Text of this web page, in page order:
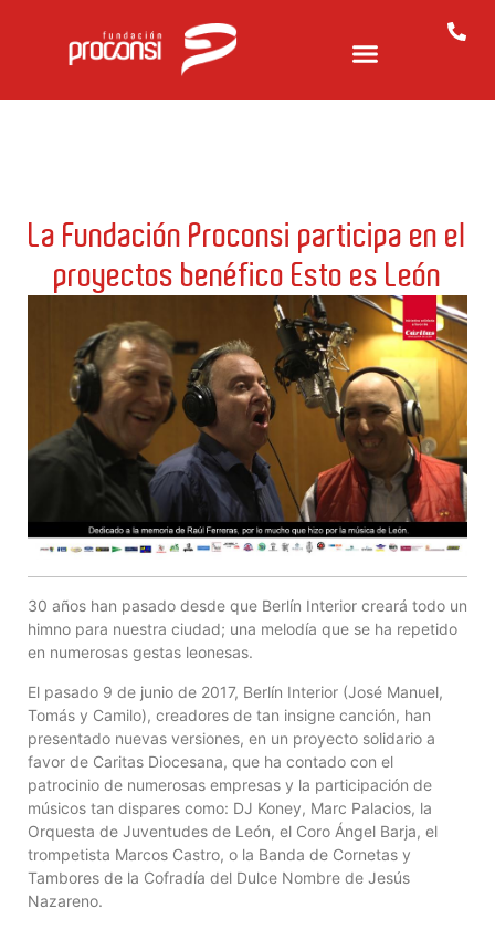
La Fundación Proconsi participa en el
proyectos benéfico Esto es León
30 años han pasado desde que Berlín Interior creará todo un
himno para nuestra ciudad; una melodía que se ha repetido
en numerosas gestas leonesas.
El pasado 9 de junio de 2017, Berlín Interior (José Manuel,
Tomás y Camilo), creadores de tan insigne canción, han
presentado nuevas versiones, en un proyecto solidario a
favor de Caritas Diocesana, que ha contado con el
patrocinio de numerosas empresas y la participación de
músicos tan dispares como: DJ Koney, Marc Palacios, la
Orquesta de Juventudes de León, el Coro Ángel Barja, el
trompetista Marcos Castro, o la Banda de Cornetas y
Tambores de la Cofradía del Dulce Nombre de Jesús
Nazareno.